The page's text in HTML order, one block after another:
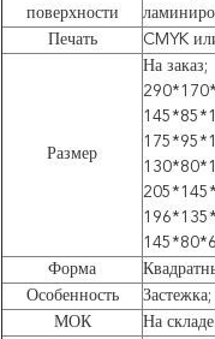
поверхности
Печать
CMYK
Размер
На заказ;
Форма
Особенность
МОК
На